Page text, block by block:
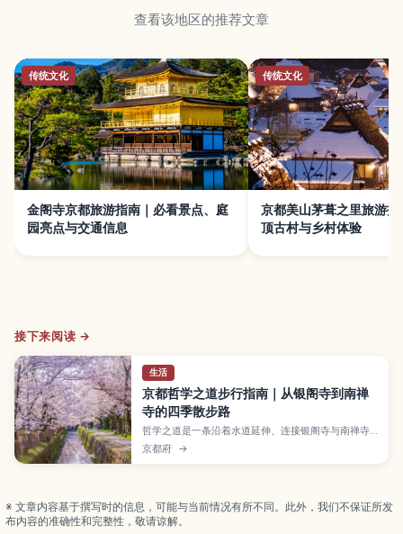
查看该地区的推荐文章
传统文化
金阁寺京都旅游指南｜必看景点、庭
园亮点与交通信息
传统文化
京都美山茅葺之里旅游指
顶古村与乡村体验
接下来阅读 →
生活
京都哲学之道步行指南｜从银阁寺到南禅
寺的四季散步路
哲学之道是一条沿着水道延伸、连接银阁寺与南禅寺
的约2公里散步道，两旁种满樱花与绿树，是在宁静氛
围中感受京都四季的热门路线。本文将介绍哲学之道
京都府 →
※ 文章内容基于撰写时的信息，可能与当前情况有所不同。此外，我们不保证所发
布内容的准确性和完整性，敬请谅解。